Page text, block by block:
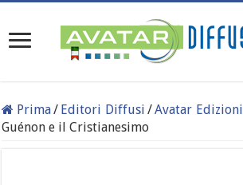
Prima/ Editori Diffusi /Avatar Edizioni
Guénon e il Cristianesimo